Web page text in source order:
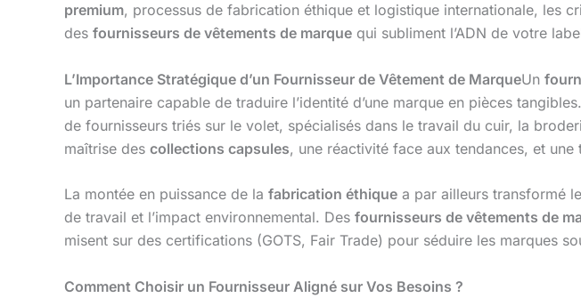
premium, processus de fabrication éthique et logistique internationale, les
des fournisseurs de vêtements de marque qui subliment l’ADN de votre
L’Importance Stratégique d’un Fournisseur de Vêtement de MarqueUn
un partenaire capable de traduire l’identité d’une marque en pièces
de fournisseurs triés sur le volet, spécialisés dans le travail du cuir, la
maîtrise des collections capsules, une réactivité face aux tendances, et une
La montée en puissance de la fabrication éthique a par ailleurs transformé
de travail et l’impact environnemental. Des fournisseurs de vêtements de
misent sur des certifications (GOTS, Fair Trade) pour séduire les marques
Comment Choisir un Fournisseur Aligné sur Vos Besoins ?